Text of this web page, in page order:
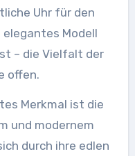
Uhr für den
Modell
– die Vielfalt der
offen.
Merkmal ist die
und modernem
durch ihre edlen